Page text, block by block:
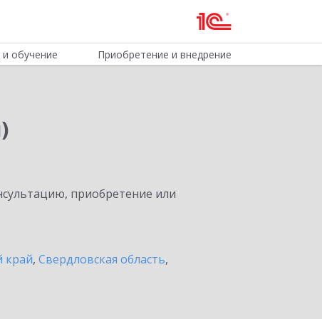
обучение Приобретение и внедрение
приобретение или
край, Свердловская область,